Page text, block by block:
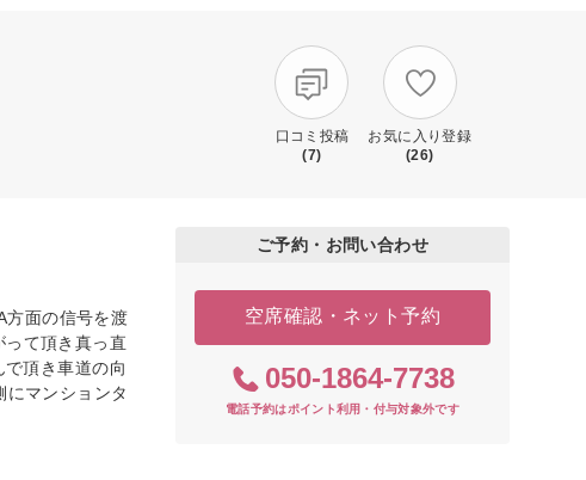
口コミ投稿
(7)
お気に入り登録
(26)
方面の信号を渡
って頂き真っ直
頂き車道の向
マンションタ
ご予約・お問い合わせ
空席確認・ネット予約
050-1864-7738
電話予約はポイント利用・付与対象外です